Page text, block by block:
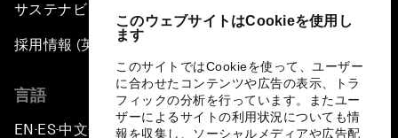
このウェブサイトはCookieを使用し
ます
このサイトではCookieを使って、ユーザー
に合わせたコンテンツや広告の表示、トラ
フィックの分析を行っています。またユー
ザーによるサイトの利用状況についても情
報を収集し、ソーシャルメディアや広告配
サステナビリティへの取り組み
採用情報 (英語のみ)
言語
EN ▪ES▪中文▪ 日本語